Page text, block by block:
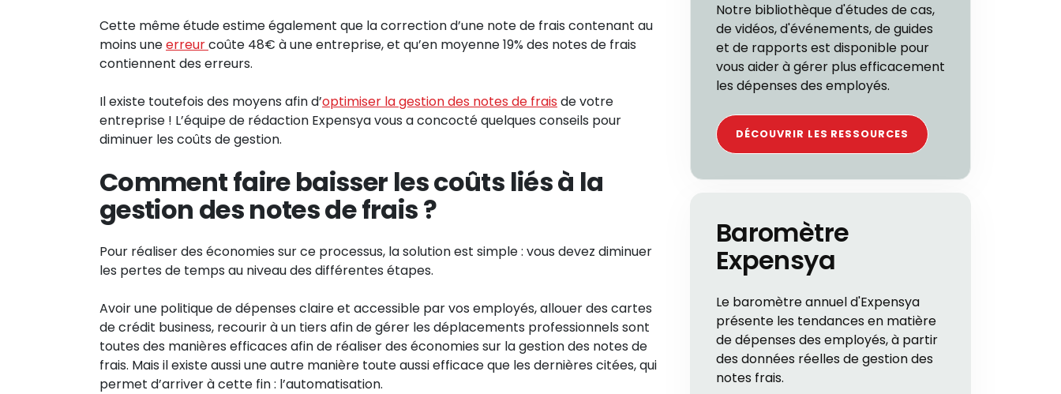
Cette même étude estime également que la correction d’une note de frais contenant au
moins uneerreurcoûte 48€ à une entreprise, et qu’en moyenne 19% des notes de frais
contiennent des erreurs.
Il existe toutefois des moyens afin d’optimiser la gestion des notes de frais de votre
entreprise ! L’équipe de rédaction Expensya vous a concocté quelques conseils pour
diminuer les coûts de gestion.
Comment faire baisser les coûts liés à la
gestion des notes de frais ?
Pour réaliser des économies sur ce processus, la solution est simple : vous devez diminuer
les pertes de temps au niveau des différentes étapes.
Avoir une politique de dépenses claire et accessible par vos employés, allouer des cartes
de crédit business, recourir à un tiers afin de gérer les déplacements professionnels sont
toutes des manières efficaces afin de réaliser des économies sur la gestion des notes de
frais. Mais il existe aussi une autre manière toute aussi efficace que les dernières citées, qui
permet d’arriver à cette fin : l’automatisation.
Notre bibliothèque d'études de cas,
de vidéos, d'événements, de guides
et de rapports est disponible pour
vous aider à gérer plus efficacement
les dépenses des employés.
DÉCOUVRIR LES RESSOURCES
Baromètre
Expensya
Le baromètre annuel d'Expensya
présente les tendances en matière
de dépenses des employés, à partir
des données réelles de gestion des
notes frais.